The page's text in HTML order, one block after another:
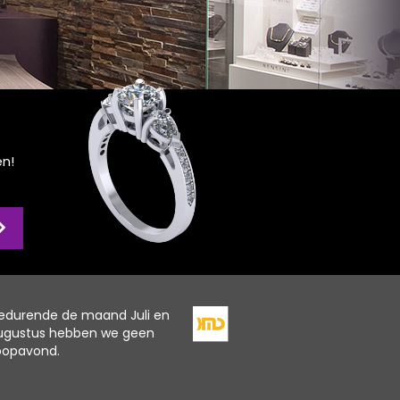
de maand Juli en
hebben we geen